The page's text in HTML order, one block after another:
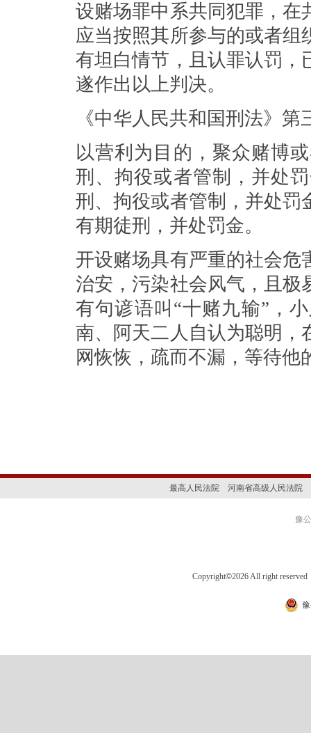
设赌场罪中系共同犯罪，在
应当按照其所参与的或者组
有坦白情节，且认罪认罚，
遂作出以上判决。
《中华人民共和国刑法》第
以营利为目的，聚众赌博
刑、拘役或者管制，并处
刑、拘役或者管制，并处罚
有期徒刑，并处罚金。
开设赌场具有严重的社会危
治安，污染社会风气，且极
有句谚语叫 “十赌九输”，
南、阿天二人自认为聪明，
网恢恢，疏而不漏，等待他
最高人民法院 河南省高级人民法院
豫
Copyright©2026 All right